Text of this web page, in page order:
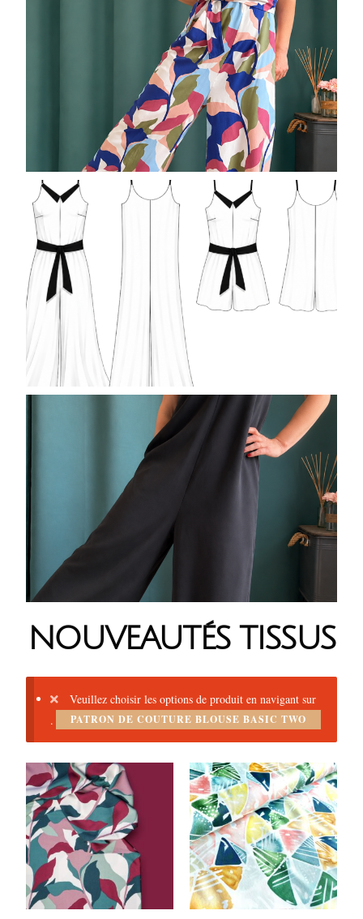
NOUVEAUTÉS TISSUS
Veuillez choisir les options de produit en navigant sur
PATRON DE COUTURE BLOUSE BASIC TWO
.